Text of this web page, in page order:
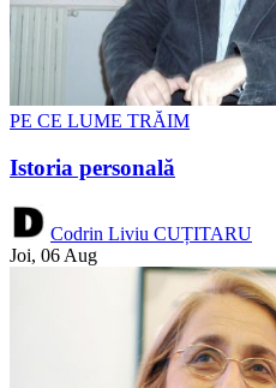
PE CE LUME TRĂIM
Istoria personală
Codrin Liviu CUȚITARU
Joi, 06 Aug